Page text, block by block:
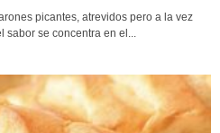
picantes, atrevidos pero a la vez
se concentra en el...